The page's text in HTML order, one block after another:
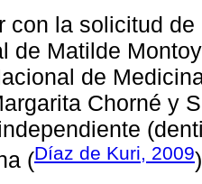
con la solicitud
de Matilde
de
Chorné y
(Díaz de Kuri, 2009